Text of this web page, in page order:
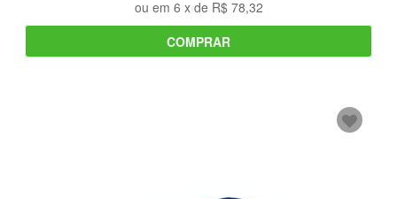
ou em 6 x de R$ 78,32
COMPRAR